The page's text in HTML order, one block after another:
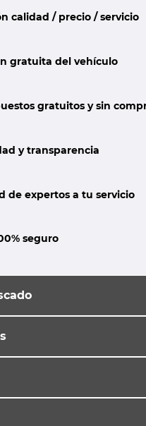
calidad / precio / servicio
gratuita del vehículo
gratuitos y sin
y transparencia
de expertos a tu servicio
seguro